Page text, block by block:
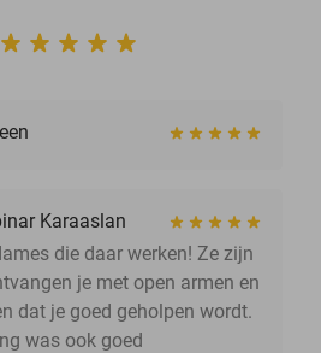
Karaaslan
die daar werken! Ze zijn
je met open armen en
dat je goed geholpen wordt.
was ook goed